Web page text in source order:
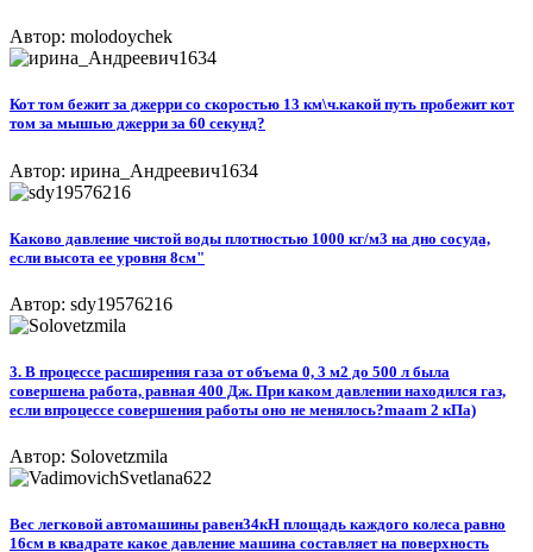
Автор: molodoychek
Кот том бежит за джерри со скоростью 13 км\ч.какой путь пробежит кот
том за мышью джерри за 60 секунд?
Автор: ирина_Андреевич1634
Каково давление чистой воды плотностью 1000 кг/м3 на дно сосуда,
если высота ее уровня 8см"
Автор: sdy19576216
3. В процессе расширения газа от объема 0, 3 м2 до 500 л была
совершена работа, равная 400 Дж. При каком давлении находился газ,
если впроцессе совершения работы оно не менялось?maam 2 кПа)​
Автор: Solovetzmila
Вес легковой автомашины равен34кН площадь каждого колеса равно
16см в квадрате какое давление машина составляет на поверхность